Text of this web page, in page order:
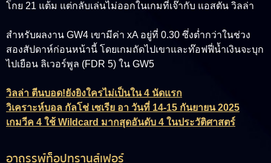
โกย 21 แต้ม แต่กลับเล่นไม่ออกในเกมที่เจ๊ากับ แอสตัน วิลล่า
สำหรับผลงาน GW4 เขามีค่า xA อยู่ที่ 0.30 ซึ่งต่ำกว่าในช่วง
สองสัปดาห์ก่อนหน้านี้ โดยเกมถัดไปเขาและท๊อฟฟี่น้ำเงินจะบุก
ไปเยือน ลิเวอร์พูล (FDR 5) ใน GW5
วิลล่า ตีนบอด!ยังยิงใครไม่เป็นใน 4 นัดแรก
วิเคราะห์บอล กัลโช่ เซเรีย อา วันที่ 14-15 กันยายน 2025
เกมวีค 4 ใช้ Wildcard มากสุดอันดับ 4 ในประวัติศาสตร์
อาถรรพ์ท็อปทรานส์เฟอร์